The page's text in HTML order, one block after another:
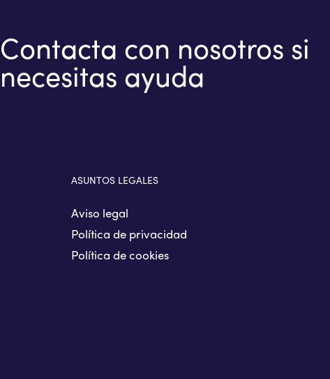
Contacta con nosotros si
necesitas ayuda
ASUNTOS LEGALES
Aviso legal
Política de privacidad
Política de cookies